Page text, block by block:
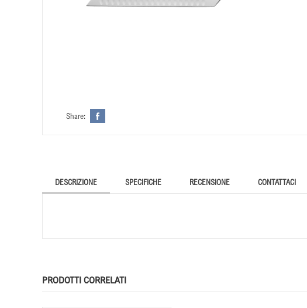
Share:
DESCRIZIONE SPECIFICHE RECENSIONE CONTATTACI
PRODOTTI CORRELATI